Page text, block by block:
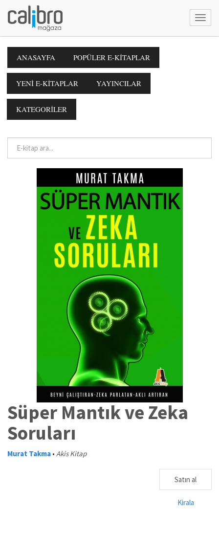
ANASAYFA POPÜLER E-KİTAPLAR
YENİ E-KİTAPLAR YAYINCILAR
KATEGORİLER
Süper Mantık ve Zeka
Soruları
Murat Takma • Akis Kitap
Satın al
Kirala